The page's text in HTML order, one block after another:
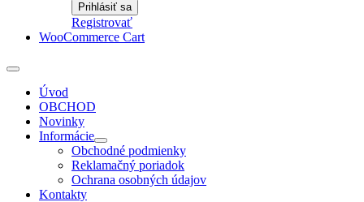
Registrovať
WooCommerce Cart
Toggle
Navigation
Úvod
OBCHOD
Novinky
Informácie
Obchodné podmienky
Reklamačný poriadok
Ochrana osobných údajov
Kontakty